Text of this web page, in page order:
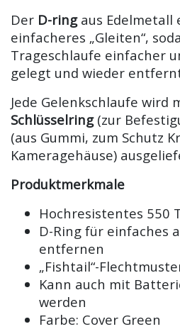
Der D-ringaus Edelmetall
einfacheres „Gleiten“,
Trageschlaufe einfacher
gelegt und wieder
Jede Gelenkschlaufe wird
Schlüsselring(zur
(aus Gummi, zum Schutz
Kameragehäuse)
Produktmerkmale
Hochresistentes 550
D-Ring für einfaches
entfernen
„Fishtail“-
Kann auch mit
werden
Farbe: Cover Green